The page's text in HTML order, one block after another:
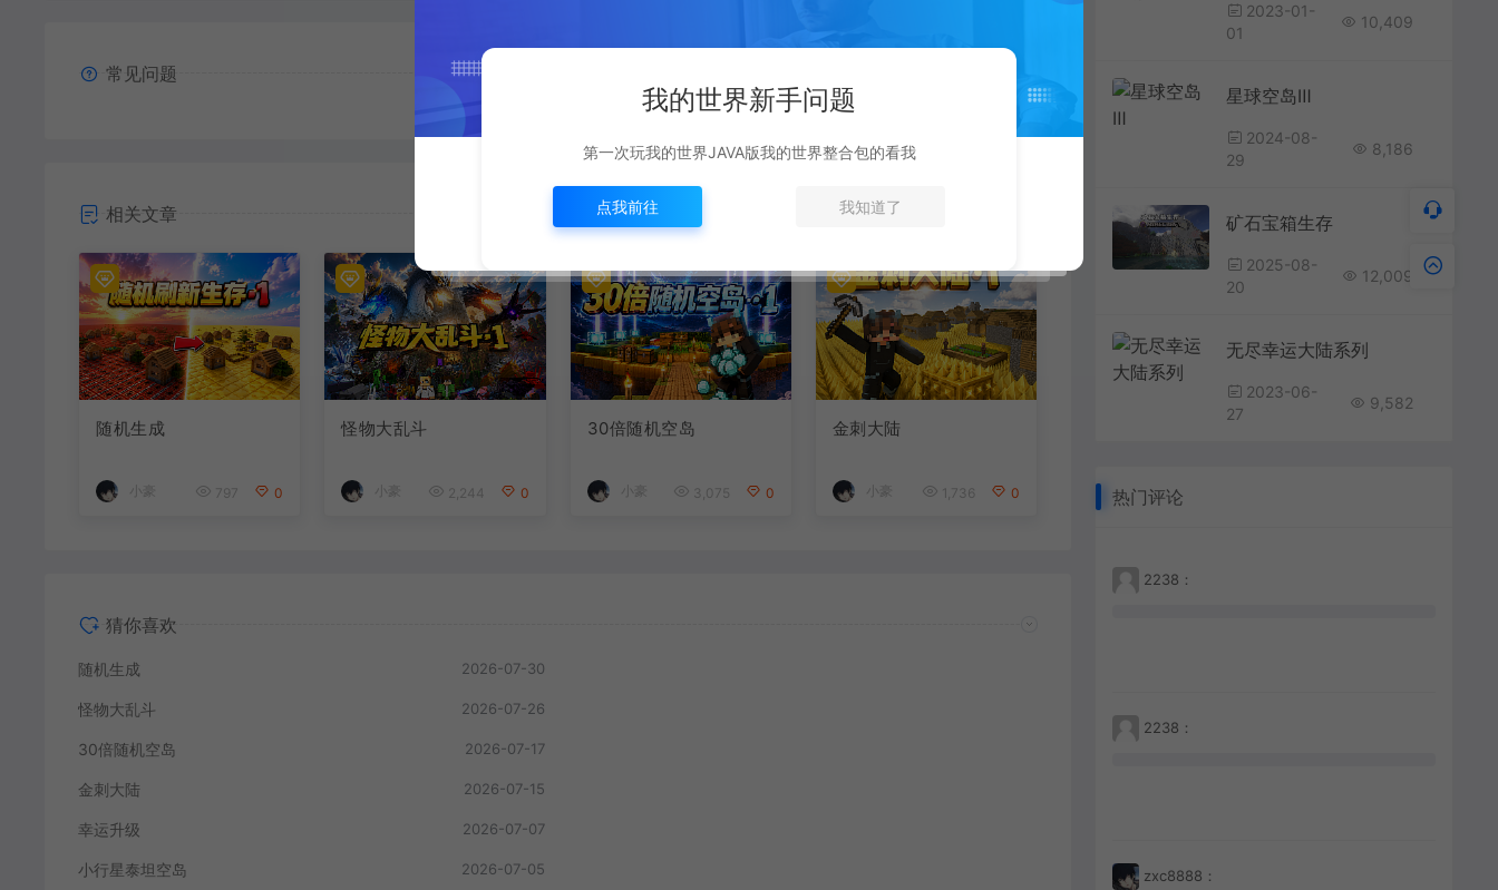
常见问题
相关文章
随机生成
小豪 797 0
怪物大乱斗
小豪 2,244 0
30倍随机空岛
小豪 3,075 0
金刺大陆
小豪 1,736 0
猜你喜欢
随机生成 2026-07-30
怪物大乱斗 2026-07-26
30倍随机空岛 2026-07-17
金刺大陆 2026-07-15
幸运升级 2026-07-07
小行星泰坦空岛 2026-07-05
2023-01-
01
10,409
星球空岛Ⅲ
2024-08-
29
8,186
矿石宝箱生存
2025-08-
20
12,009
无尽幸运大陆系列
2023-06-
27
9,582
热门评论
2238：
2238：
zxc8888：
我的世界新手问题
第一次玩我的世界JAVA版我的世界整合包的看我
点我前往 我知道了